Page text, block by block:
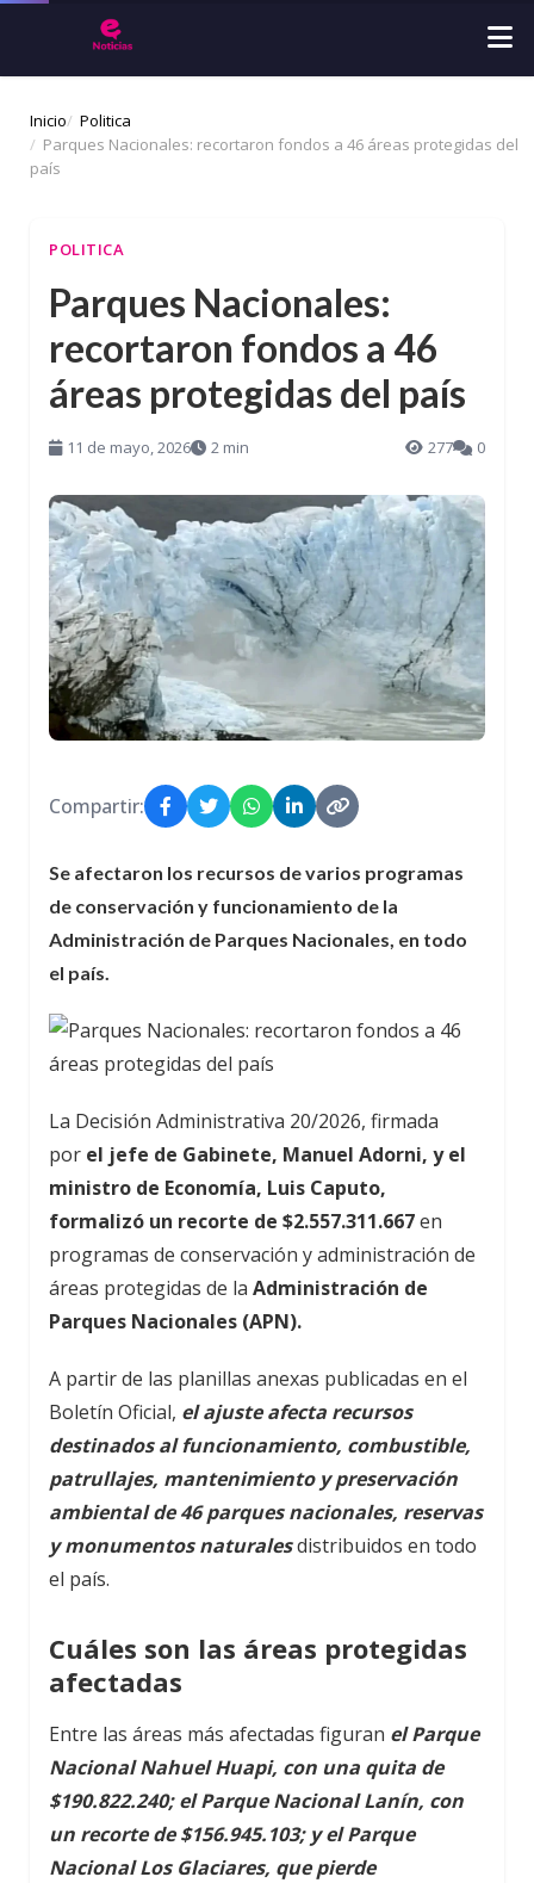
Inicio
Politica
Parques Nacionales: recortaron fondos a 46 áreas protegidas del
país
POLITICA
Parques Nacionales:
recortaron fondos a 46
áreas protegidas del país
11 de mayo, 2026 2 min 277 0
Compartir:
Se afectaron los recursos de varios programas
de conservación y funcionamiento de la
Administración de Parques Nacionales, en todo
el país.
La Decisión Administrativa 20/2026, firmada
por el jefe de Gabinete, Manuel Adorni, y el
ministro de Economía, Luis Caputo,
formalizó un recorte de $2.557.311.667en
programas de conservación y administración de
áreas protegidas de la Administración de
Parques Nacionales (APN).
A partir de las planillas anexas publicadas en el
Boletín Oficial, el ajuste afecta recursos
destinados al funcionamiento, combustible,
patrullajes, mantenimiento y preservación
ambiental de 46 parques nacionales, reservas
y monumentos naturalesdistribuidos en todo
el país.
Cuáles son las áreas protegidas
afectadas
Entre las áreas más afectadas figuran el Parque
Nacional Nahuel Huapi, con una quita de
$190.822.240; el Parque Nacional Lanín, con
un recorte de $156.945.103; y el Parque
Nacional Los Glaciares, que pierde